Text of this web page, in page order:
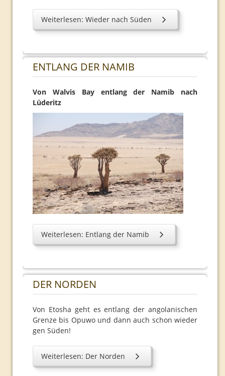
Weiterlesen: Wieder nach Süden
ENTLANG DER NAMIB
Von Walvis Bay entlang der Namib nach
Lüderitz
Weiterlesen: Entlang der Namib
DER NORDEN
Von Etosha geht es entlang der angolanischen
Grenze bis Opuwo und dann auch schon wieder
gen Süden!
Weiterlesen: Der Norden